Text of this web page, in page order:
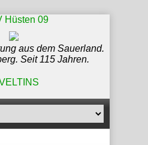
aus dem Sauerland.
Seit 115 Jahren.